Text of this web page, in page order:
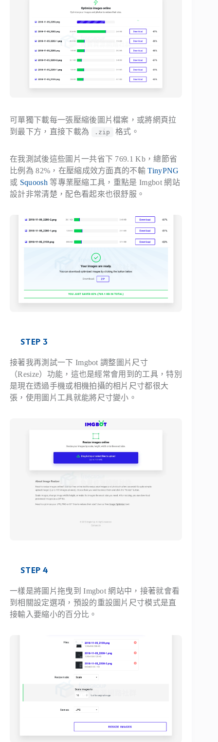
可單獨下載每一張壓縮後圖片檔案，或將網頁拉
到最下方，直接下載為
.zip 格式。
在我測試後這些圖片一共省下 769.1 Kb，總節省
比例為 82%，在壓縮成效方面真的不輸TinyPNG
或 Squoosh 等專業壓縮工具，重點是 Imgbot 網站
設計非常清楚，配色看起來也很舒服。
STEP 3
接著我再測試一下 Imgbot 調整圖片尺寸
（Resize）功能，這也是經常會用到的工具，特別
是現在透過手機或相機拍攝的相片尺寸都很大
張，使用圖片工具就能將尺寸變小。
STEP 4
一樣是將圖片拖曳到 Imgbot 網站中，接著就會看
到相關設定選項，預設的重設圖片尺寸模式是直
接輸入要縮小的百分比。